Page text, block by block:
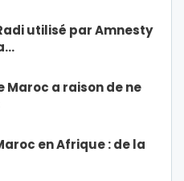
utilisé par Amnesty
Maroc a raison de ne
en Afrique : de la